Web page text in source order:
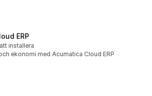
ERP
installera
ekonomi med Acumatica Cloud ERP